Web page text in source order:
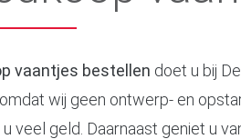
vaantjes bestellen doet u bij
wij geen ontwerp- en
veel geld. Daarnaast geniet u